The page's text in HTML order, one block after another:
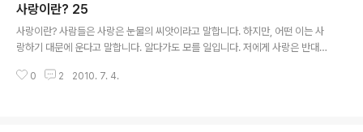
사랑이란? 25
사랑이란? 사람들은 사랑은 눈물의 씨앗이라고 말합니다. 하지만, 어떤 이는 사
랑하기 대문에 운다고 말합니다. 알다가도 모를 일입니다. 저에게 사랑은 반대
음에 울지 않습니다. 덧붙이는 말 위의 "꿈에 그대를 보았다고 기뻐하며 울고, /
0 2 2010. 7. 4.